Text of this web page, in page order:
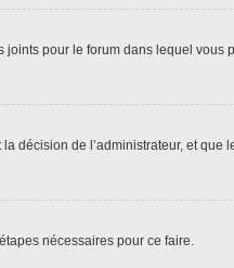
pour le forum dans lequel vous
décision de l’administrateur, et que
nécessaires pour ce faire.